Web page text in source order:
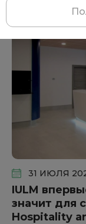
31 ИЮЛЯ
IULM
значит для
Hospitality